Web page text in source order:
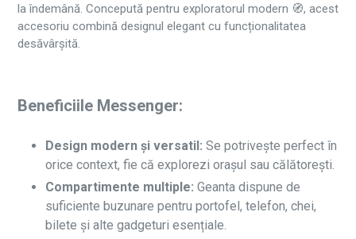
la îndemână. Concepută pentru exploratorul modern 🧭, acest
accesoriu combină designul elegant cu funcționalitatea
desăvârșită.
Beneficiile Messenger:
Design modern și versatil: Se potrivește perfect în
orice context, fie că explorezi orașul sau călătorești.
Compartimente multiple: Geanta dispune de
suficiente buzunare pentru portofel, telefon, chei,
bilete și alte gadgeturi esențiale.